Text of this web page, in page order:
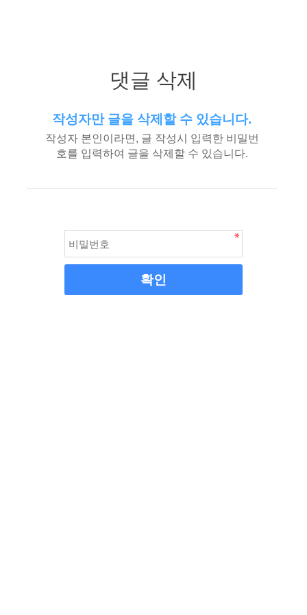
댓글 삭제
작성자만 글을 삭제할 수 있습니다.
작성자 본인이라면, 글 작성시 입력한 비밀번
호를 입력하여 글을 삭제할 수 있습니다.